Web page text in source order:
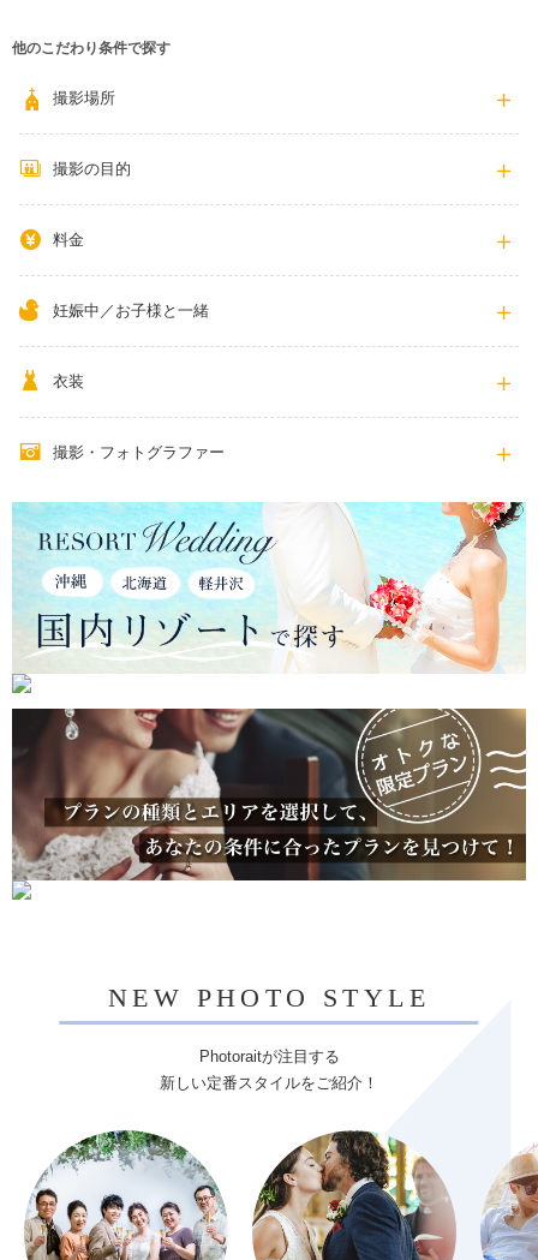
他のこだわり条件で探す
撮影場所
撮影の目的
料金
妊娠中／お子様と一緒
衣装
撮影・フォトグラファー
NEW PHOTO STYLE
Photoraitが注目する
新しい定番スタイルをご紹介！